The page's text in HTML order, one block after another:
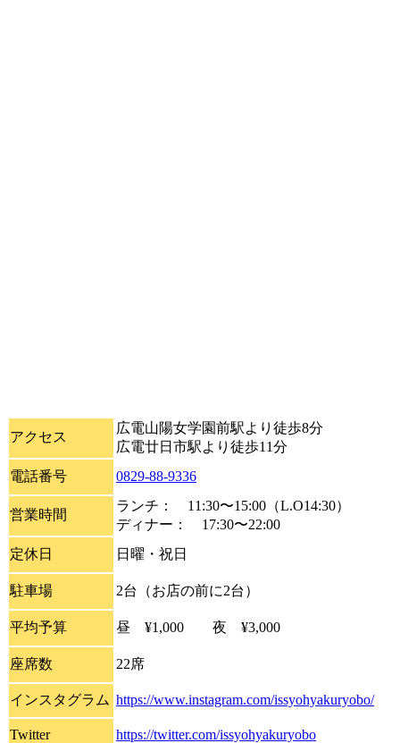
アクセス
広電山陽女学園前駅より徒歩8分
広電廿日市駅より徒歩11分
電話番号
0829-88-9336
営業時間
ランチ： 11:30〜15:00（L.O14:30）
ディナー： 17:30〜22:00
定休日
日曜・祝日
駐車場 2台（お店の前に2台）
平均予算 昼 ¥1,000 夜 ¥3,000
座席数 22席
インスタグラム https://www.instagram.com/issyohyakuryobo/
Twitter https://twitter.com/issyohyakuryobo